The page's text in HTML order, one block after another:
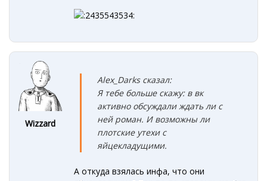
Wizzard
Alex_Darks сказал:
Я тебе больше скажу: в вк
активно обсуждали ждать ли с
ней роман. И возможны ли
плотские утехи с
яйцекладущими.
А откуда взялась инфа, что они